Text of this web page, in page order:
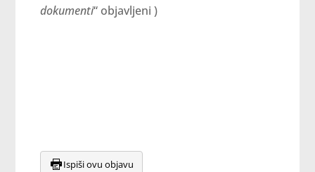
dokumenti“ objavljeni )
Ispiši ovu objavu